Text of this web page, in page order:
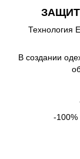
Технология
В создании
-100%